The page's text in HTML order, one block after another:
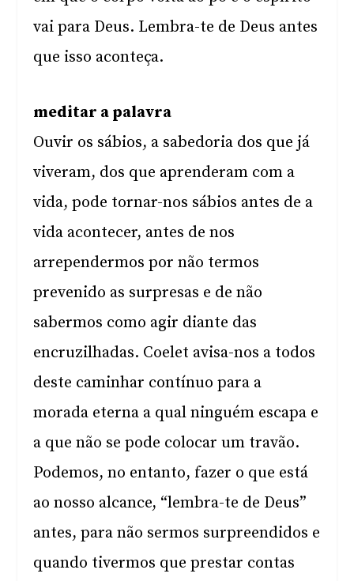
vai para Deus. Lembra-te de Deus antes
que isso aconteça.
meditar a palavra
Ouvir os sábios, a sabedoria dos que já
viveram, dos que aprenderam com a
vida, pode tornar-nos sábios antes de a
vida acontecer, antes de nos
arrependermos por não termos
prevenido as surpresas e de não
sabermos como agir diante das
encruzilhadas. Coelet avisa-nos a todos
deste caminhar contínuo para a
morada eterna a qual ninguém escapa e
a que não se pode colocar um travão.
Podemos, no entanto, fazer o que está
ao nosso alcance, “lembra-te de Deus”
antes, para não sermos surpreendidos e
quando tivermos que prestar contas